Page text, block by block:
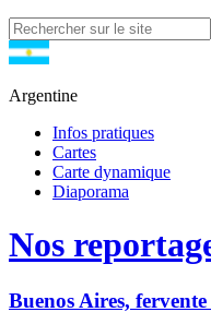
Argentine
Infos pratiques
Cartes
Carte dynamique
Diaporama
Nos
Buenos Aires,